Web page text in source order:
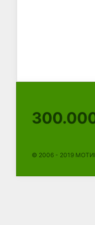
© 2006 - 2019